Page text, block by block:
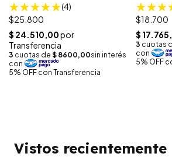
(4)
$25.800
$18.700
Vistos recientemente